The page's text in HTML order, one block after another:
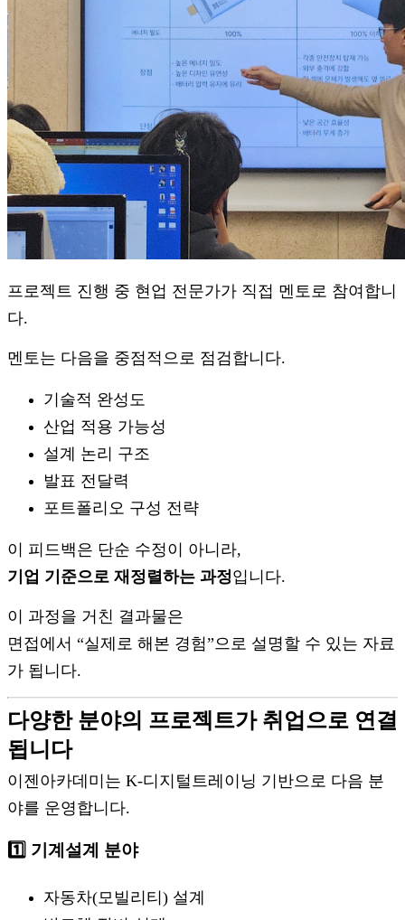
프로젝트 진행 중 현업 전문가가 직접 멘토로 참여합니
다.
멘토는 다음을 중점적으로 점검합니다.
기술적 완성도
산업 적용 가능성
설계 논리 구조
발표 전달력
포트폴리오 구성 전략
이 피드백은 단순 수정이 아니라,
기업 기준으로 재정렬하는 과정입니다.
이 과정을 거친 결과물은
면접에서 “실제로 해본 경험”으로 설명할 수 있는 자료
가 됩니다.
다양한 분야의 프로젝트가 취업으로 연결
됩니다
이젠아카데미는 K-디지털트레이닝 기반으로 다음 분
야를 운영합니다.
1️⃣ 기계설계 분야
자동차(모빌리티) 설계